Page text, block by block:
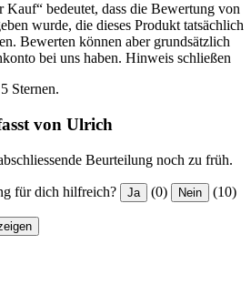
Kauf“ bedeutet, dass die Bewertung von
wurde, die dieses Produkt tatsächlich
Bewerten können aber grundsätzlich
bei uns haben. Hinweis schließen
Sternen.
von Ulrich
Beurteilung noch zu früh.
für dich hilfreich? Ja (0) Nein (10)